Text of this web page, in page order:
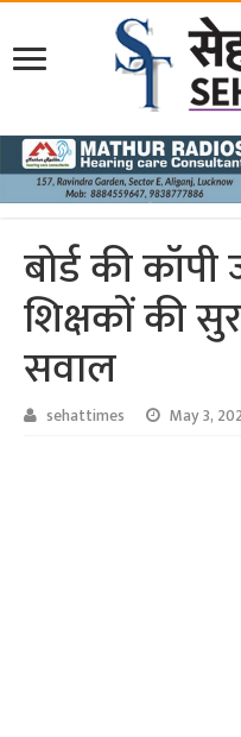
बोर्ड की
शिक्षकों की
सवाल
sehattimes May 3,